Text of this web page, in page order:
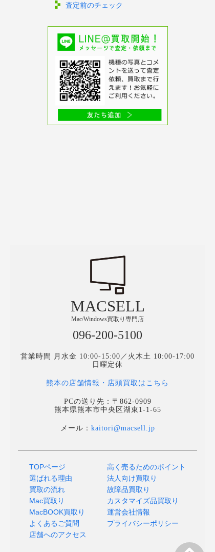
査定前のチェック
MACSELL
Mac/Windows買取り専門店
096-200-5100
営業時間 月水金 10:00-15:00／火木土 10:00-17:00
日曜定休
熊本の店舗情報・店頭買取はこちら
PCの送り先：〒862-0909
熊本県熊本市中央区湖東1-1-65
メール： kaitori@macsell.jp
TOPページ
選ばれる理由
買取の流れ
Mac買取り
MacBOOK買取り
よくあるご質問
店舗へのアクセス
高く売るためのポイント
法人向け買取り
故障品買取り
カスタマイズ品買取り
運営会社情報
プライバシーポリシー